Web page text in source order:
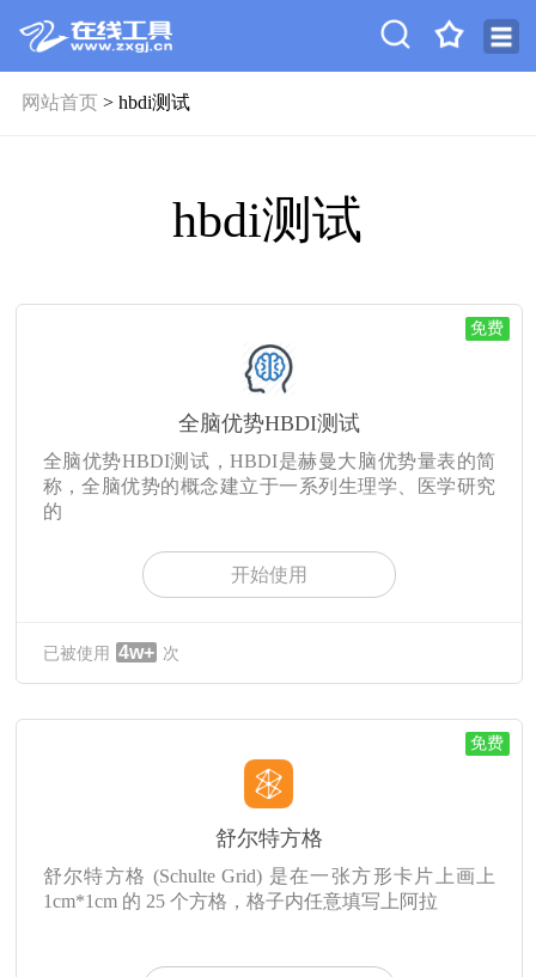
网站首页> hbdi测试
hbdi测试
免费
全脑优势HBDI测试
全脑优势HBDI测试，HBDI是赫曼大脑优势量表的简
称，全脑优势的概念建立于一系列生理学、医学研究
的
开始使用
已被使用 4w+ 次
免费
舒尔特方格
舒尔特方格 (Schulte Grid) 是在一张方形卡片上画上
1cm*1cm 的 25 个方格，格子内任意填写上阿拉